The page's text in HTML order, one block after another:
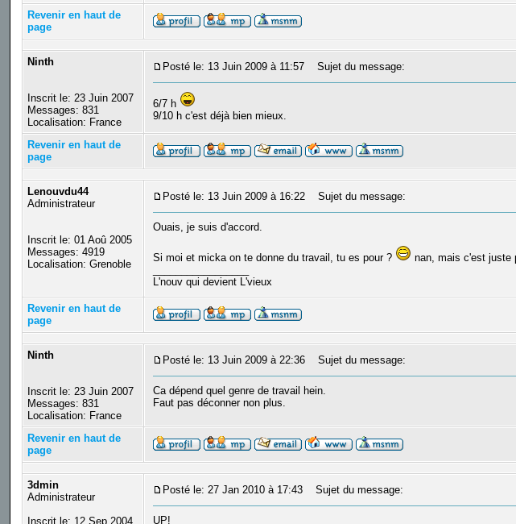
Revenir en haut de
page
Ninth
Inscrit le: 23 Juin 2007
Messages: 831
Localisation: France
Posté le: 13 Juin 2009 à 11:57 Sujet du message:
6/7 h
9/10 h c'est déjà bien mieux.
Revenir en haut de
page
Lenouvdu44
Administrateur
Inscrit le: 01 Aoû 2005
Messages: 4919
Localisation: Grenoble
Posté le: 13 Juin 2009 à 16:22 Sujet du message:
Ouais, je suis d'accord.
Si moi et micka on te donne du travail, tu es pour ?
nan, mais c'est juste
L'nouv qui devient L'vieux
Revenir en haut de
page
Ninth
Inscrit le: 23 Juin 2007
Messages: 831
Localisation: France
Posté le: 13 Juin 2009 à 22:36 Sujet du message:
Ca dépend quel genre de travail hein.
Faut pas déconner non plus.
Revenir en haut de
page
3dmin
Administrateur
Inscrit le: 12 Sep 2004
Posté le: 27 Jan 2010 à 17:43 Sujet du message:
UP!